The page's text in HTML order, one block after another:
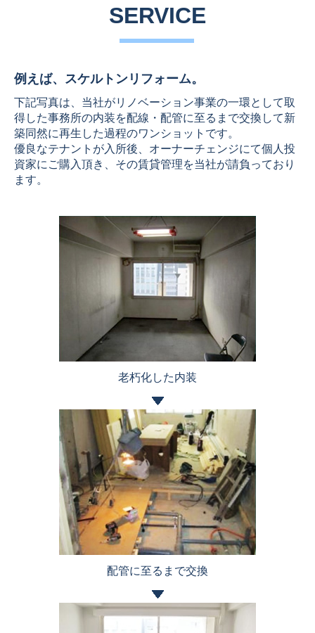
SERVICE
例えば、スケルトンリフォーム。
下記写真は、当社がリノベーション事業の一環として取
得した事務所の内装を配線・配管に至るまで交換して新
築同然に再生した過程のワンショットです。
優良なテナントが入所後、オーナーチェンジにて個人投
資家にご購入頂き、 その賃貸管理を当社が請負っており
ます。
老朽化した内装
配管に至るまで交換